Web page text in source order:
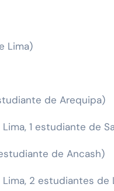
Lima)
de Arequipa)
1 estudiante de
de Ancash)
2 estudiantes de